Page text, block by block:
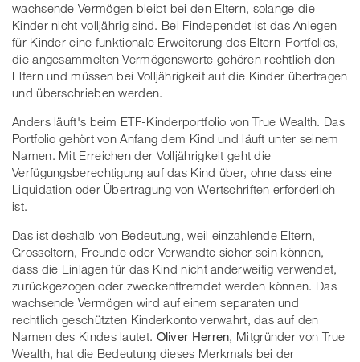
wachsende Vermögen bleibt bei den Eltern, solange die
Kinder nicht volljährig sind. Bei Findependet ist das Anlegen
für Kinder eine funktionale Erweiterung des Eltern-Portfolios,
die angesammelten Vermögenswerte gehören rechtlich den
Eltern und müssen bei Volljährigkeit auf die Kinder übertragen
und überschrieben werden.
Anders läuft's beim ETF-Kinderportfolio von True Wealth. Das
Portfolio gehört von Anfang dem Kind und läuft unter seinem
Namen. Mit Erreichen der Volljährigkeit geht die
Verfügungsberechtigung auf das Kind über, ohne dass eine
Liquidation oder Übertragung von Wertschriften erforderlich
ist.
Das ist deshalb von Bedeutung, weil einzahlende Eltern,
Grosseltern, Freunde oder Verwandte sicher sein können,
dass die Einlagen für das Kind nicht anderweitig verwendet,
zurückgezogen oder zweckentfremdet werden können. Das
wachsende Vermögen wird auf einem separaten und
rechtlich geschützten Kinderkonto verwahrt, das auf den
Namen des Kindes lautet. Oliver Herren, Mitgründer von True
Wealth, hat die Bedeutung dieses Merkmals bei der